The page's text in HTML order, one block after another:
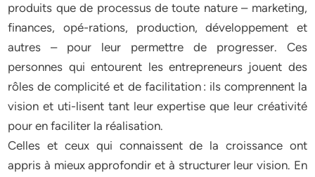
produits que de processus de toute nature – marketing,
finances, opé-rations, production, développement et
autres – pour leur permettre de progresser. Ces
personnes qui entourent les entrepreneurs jouent des
rôles de complicité et de facilitation : ils comprennent la
vision et uti-lisent tant leur expertise que leur créativité
pour en faciliter la réalisation­.
Celles et ceux qui connaissent de la croissance ont
appris à mieux approfondir et à structurer leur vision. En